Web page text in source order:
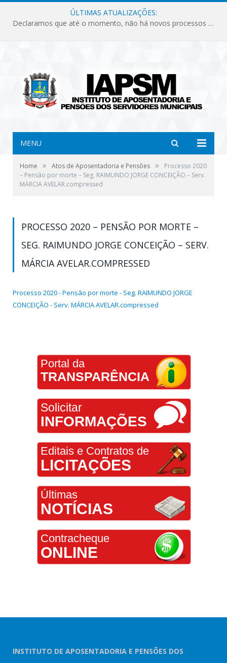
ÚLTIMAS ATUALIZAÇÕES:
Declaramos que até o momento, não há novos processos licitatórios para o Instituto de Previdência no ano de 2026.
MENU
Home » Atos de Aposentadoria e Pensões »
Processo 2020
– Pensão por morte – Seg. RAIMUNDO JORGE CONCEIÇÃO – Serv.
MÁRCIA AVELAR.compressed
PROCESSO 2020 – PENSÃO POR MORTE –
SEG. RAIMUNDO JORGE CONCEIÇÃO – SERV.
MÁRCIA AVELAR.COMPRESSED
Processo 2020 - Pensão por morte - Seg. RAIMUNDO JORGE
CONCEIÇÃO - Serv. MÁRCIA AVELAR.compressed
Portal da
TRANSPARÊNCIA
Solicitar
INFORMAÇÕES
Editais e Contratos de
LICITAÇÕES
Últimas
NOTÍCIAS
Contracheque
ONLINE
INSTITUTO DE APOSENTADORIA E PENSÕES DOS